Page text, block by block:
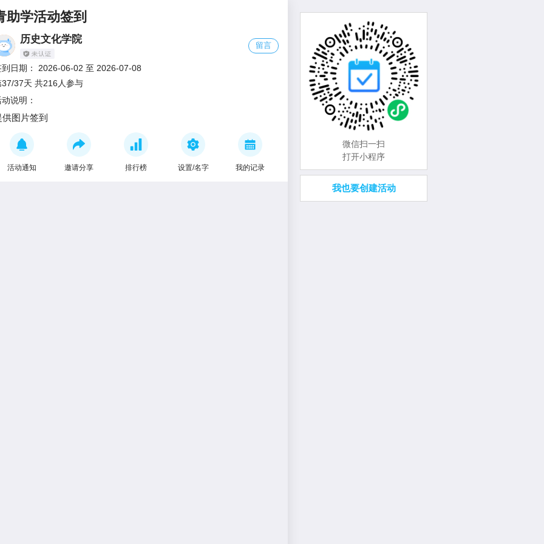
助学活动签到
历史文化学院
留言
日期： 2026-06-02 至 2026-07-08
37/37天 共216人参与
说明：
供图片签到
活动通知 邀请分享 排行榜 设置/名字 我的记录
微信扫一扫
打开小程序
我也要创建活动